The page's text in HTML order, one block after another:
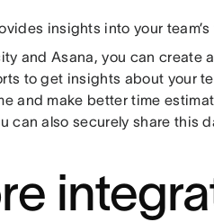
insights into your
and Asana, you can create
to get insights about your
and make better time
can also securely share this